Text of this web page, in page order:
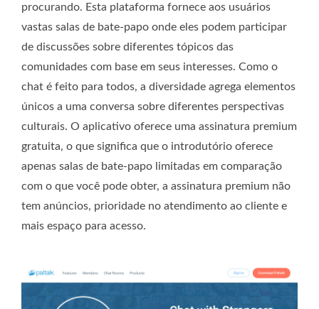
procurando. Esta plataforma fornece aos usuários
vastas salas de bate-papo onde eles podem participar
de discussões sobre diferentes tópicos das
comunidades com base em seus interesses. Como o
chat é feito para todos, a diversidade agrega elementos
únicos a uma conversa sobre diferentes perspectivas
culturais. O aplicativo oferece uma assinatura premium
gratuita, o que significa que o introdutório oferece
apenas salas de bate-papo limitadas em comparação
com o que você pode obter, a assinatura premium não
tem anúncios, prioridade no atendimento ao cliente e
mais espaço para acesso.